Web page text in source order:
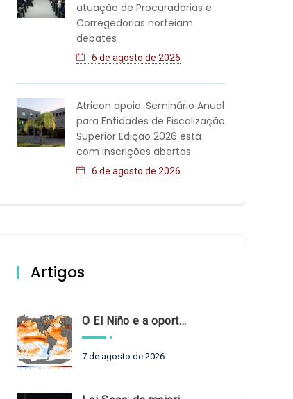
atuação de Procuradorias e
Corregedorias norteiam
debates
6 de agosto de 2026
Atricon apoia: Seminário Anual
para Entidades de Fiscalização
Superior Edição 2026 está
com inscrições abertas
6 de agosto de 2026
Artigos
O El Niño e a oportunidade de fortalecer o controle externo das políticas climáticas
7 de agosto de 2026